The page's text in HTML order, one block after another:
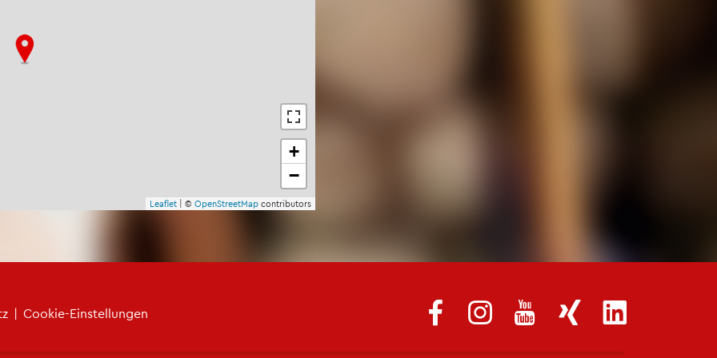
+
−
Leaf­let| © Open­Street­Mapcon­tri­bu­tors
| Coo­kie-Ein­stel­lun­gen